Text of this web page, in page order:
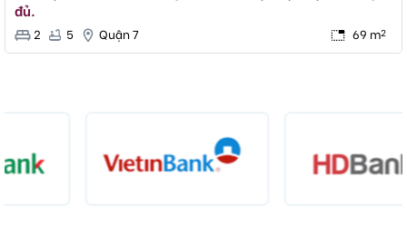
đủ.
2 5 Quận 7 69 m2